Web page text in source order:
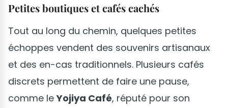
Petites boutiques et cafés cachés
Tout au long du chemin, quelques petites
échoppes vendent des souvenirs artisanaux
et des en-cas traditionnels. Plusieurs cafés
discrets permettent de faire une pause,
comme leYojiya Café, réputé pour son